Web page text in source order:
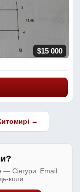
$15 000
→
— Сінгури. Email
коли.